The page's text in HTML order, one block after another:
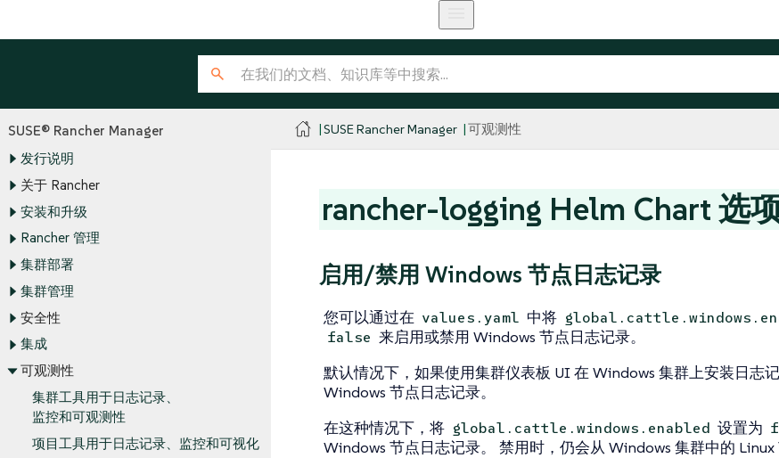
SUSE® Rancher Manager
发行说明
关于 Rancher
安装和升级
Rancher 管理
集群部署
集群管理
安全性
集成
可观测性
集群工具用于日志记录、
监控和可观测性
项目工具用于日志记录、监控和可视化
SUSE Rancher Manager 可观测性
rancher-logging Helm Chart 选
启用/禁用 Windows 节点日志记录
您可以通过在 values.yaml 中将
false 来启用或禁用 Windows 节点日志记录。
默认情况下，如果使用集群仪表板 UI 在 Windows 集群上安装日志
Windows 节点日志记录。
在这种情况下，将 global.cattle.windows.enabled 设置为
Windows 节点日志记录。 禁用时，仍会从 Windows 集群中的 Linux